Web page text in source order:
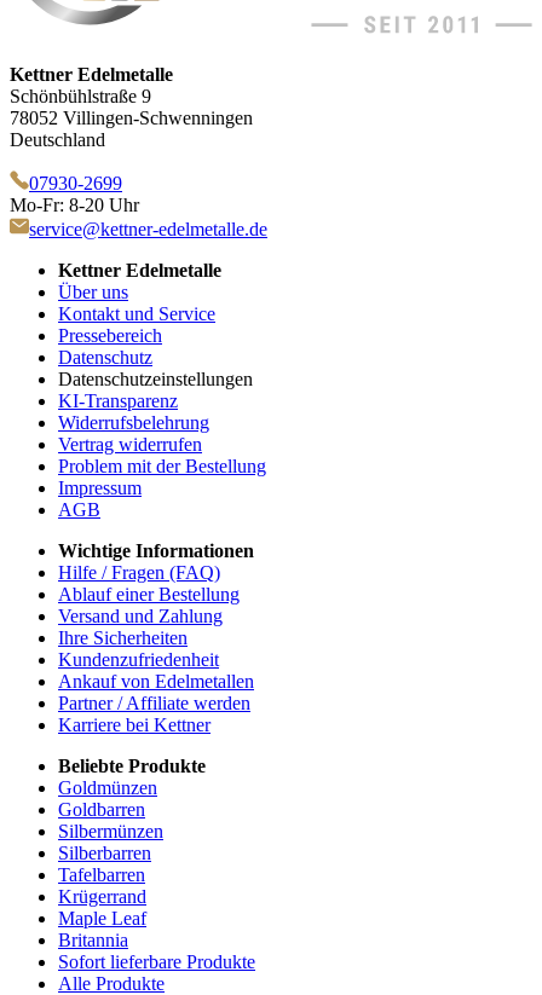
Kettner Edelmetalle
Schönbühlstraße 9
78052 Villingen-Schwenningen
Deutschland
07930-2699
Mo-Fr: 8-20 Uhr
service@kettner-edelmetalle.de
Kettner Edelmetalle
Über uns
Kontakt und Service
Pressebereich
Datenschutz
Datenschutzeinstellungen
KI-Transparenz
Widerrufsbelehrung
Vertrag widerrufen
Problem mit der Bestellung
Impressum
AGB
Wichtige Informationen
Hilfe / Fragen (FAQ)
Ablauf einer Bestellung
Versand und Zahlung
Ihre Sicherheiten
Kundenzufriedenheit
Ankauf von Edelmetallen
Partner / Affiliate werden
Karriere bei Kettner
Beliebte Produkte
Goldmünzen
Goldbarren
Silbermünzen
Silberbarren
Tafelbarren
Krügerrand
Maple Leaf
Britannia
Sofort lieferbare Produkte
Alle Produkte